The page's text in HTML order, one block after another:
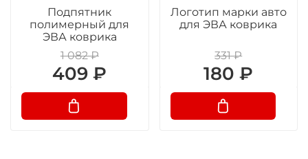
Подпятник
полимерный для
ЭВА коврика
1 082 ₽
409 ₽
Логотип марки авто
для ЭВА коврика
331 ₽
180 ₽